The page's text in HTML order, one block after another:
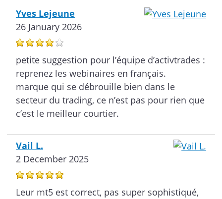
Yves Lejeune
26 January 2026
petite suggestion pour l’équipe d’activtrades :
reprenez les webinaires en français.
marque qui se débrouille bien dans le
secteur du trading, ce n’est pas pour rien que
c’est le meilleur courtier.
Vail L.
2 December 2025
Leur mt5 est correct, pas super sophistiqué,